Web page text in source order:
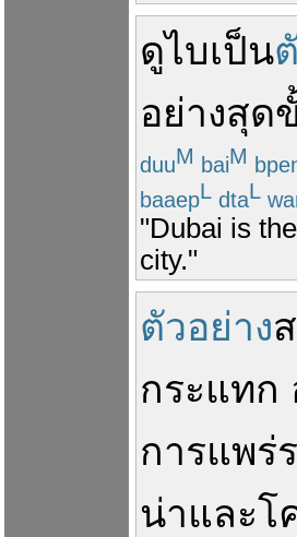
ดูไบเป็น
อย่างสุด
duuM baiM
baaepL dtaL
"Dubai is
city."
ตัวอย่าง
กระแทก
การแพร่
น่าและโ